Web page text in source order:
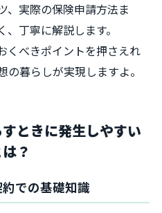
、実際の保険申請方法ま
丁寧に解説します。
くべきポイントを押さえれ
暮らしが実現しますよ。
ときに発生しやすい
？
での基礎知識